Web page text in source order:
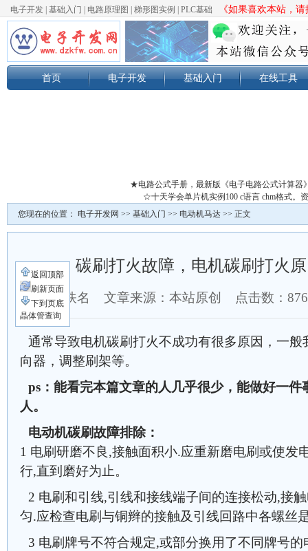
电子开发 基础入门 电路原理图 梯形图实例 PLC基础 《如果喜欢本站，
首页 电子开发 基础入门 在线工具
★电路公式手册，最新版《电子电路公式计算器
☆十天学会单片机实例100 c语言 chm格式。
您现在的位置： 电子开发网 >> 基础入门 >> 电动机马达 >> 正文
碳刷打火故障，电机碳刷打火
作者：佚名 文章来源：本站原创 点击数：
通常导致电机碳刷打火不成功有很多原因，一
向器，调整刷架等。
ps：能看完本篇文章的人几乎很少，能做好一
人。
电动机碳刷故障排除：
1 电刷研磨不良,接触面积小.应重新磨电刷或使发
行,直到磨好为止。
2 电刷和引线,引线和接线端子间的连接松动,接
匀.应检查电刷与铜辫的接触及引线回路中各螺丝
3 电刷牌号不符合规定,或部分换用了不同牌号
返回顶部
刷新页面
下到页底
晶体管查询